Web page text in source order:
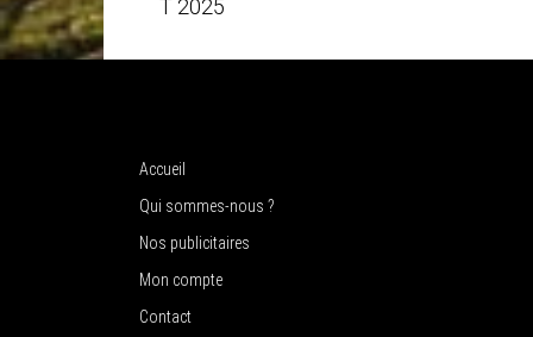
Accueil
Qui sommes-nous ?
Nos publicitaires
Mon compte
Contact